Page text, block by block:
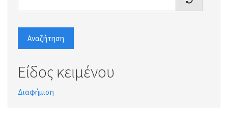
Αναζήτηση
Είδος κειμένου
Διαφήμιση